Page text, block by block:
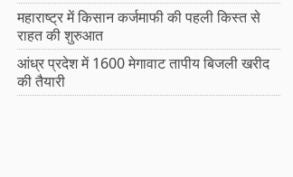
महाराष्ट्र में किसान कर्जमाफी की पहली किस्त से
राहत की शुरुआत
आंध्र प्रदेश में 1600 मेगावाट तापीय बिजली खरीद
की तैयारी